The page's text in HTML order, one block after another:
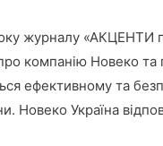
журналу «АКЦЕНТИ
компанію Новеко та
ефективному та
Новеко Україна